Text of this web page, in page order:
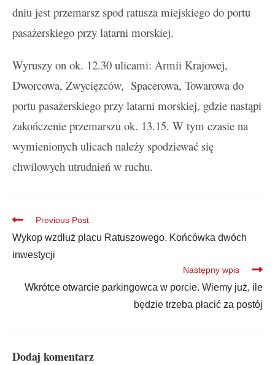
dniu jest przemarsz spod ratusza miejskiego do portu
pasażerskiego przy latarni morskiej.
Wyruszy on ok. 12.30 ulicami: Armii Krajowej,
Dworcowa, Zwycięzców, Spacerowa, Towarowa do
portu pasażerskiego przy latarni morskiej, gdzie nastąpi
zakończenie przemarszu ok. 13.15. W tym czasie na
wymienionych ulicach należy spodziewać się
chwilowych utrudnień w ruchu.
Previous Post
Wykop wzdłuż placu Ratuszowego. Końcówka dwóch
inwestycji
Następny wpis
Wkrótce otwarcie parkingowca w porcie. Wiemy już, ile
będzie trzeba płacić za postój
Dodaj komentarz